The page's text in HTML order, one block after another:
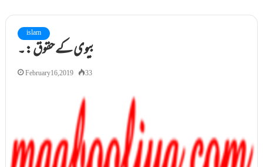
islam
بیوی کے حقوق :۔
February 16, 2019 33